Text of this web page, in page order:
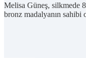
Melisa Güneş, silkmede
bronz madalyanın sahibi